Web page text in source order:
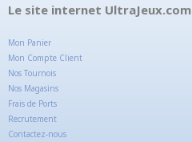
Le site internet UltraJeux.com
Mon Panier
Mon Compte Client
Nos Tournois
Nos Magasins
Frais de Ports
Recrutement
Contactez-nous